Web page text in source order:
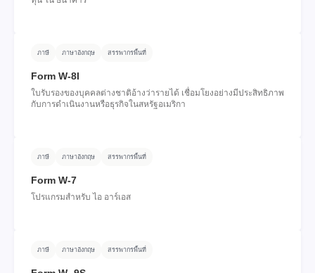
ภาษี ภาษาอังกฤษ สรรพากรพื้นที่
Form W-8I
ใบรับรองของบุคคลต่างชาติอ้างว่ารายได้ เชื่อมโยงอย่างมีประสิทธิภาพ
กับการดําเนินงานหรือธุรกิจในสหรัฐอเมริกา
ภาษี ภาษาอังกฤษ สรรพากรพื้นที่
Form W-7
โปรแกรมสําหรับ ไอ อาร์เอส
ภาษี ภาษาอังกฤษ สรรพากรพื้นที่